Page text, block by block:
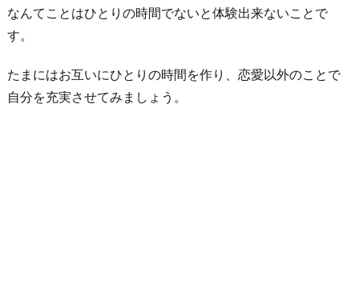
なんてことはひとりの時間でないと体験出来ないことで
す。
たまにはお互いにひとりの時間を作り、恋愛以外のことで
自分を充実させてみましょう。